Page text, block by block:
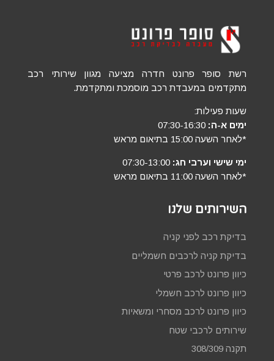
רשת סופר פרונט חדרה מציעה מגוון שירותי רכב
מתקדמים במעבדת רכב מוסמכת ומתקדמת.
שעות פעילות:
ימים א-ה:
*לאחר השעה 15:00 בתיאום מראש
ימי שישי וערבי חג:
*לאחר השעה 11:00 בתיאום מראש
השירותים שלנו
בדיקת רכב לפני קניה
בדיקת קניה לרכבים חשמליים
כיוון פרונט לרכב פרטי
כיוון פרונט לרכב חשמלי
כיוון פרונט לרכב מסחרי ומשאיות
שירותים לרכבי שטח
תקנה 308/309